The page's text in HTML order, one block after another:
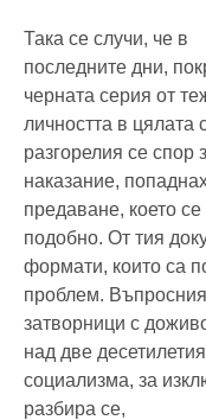
Така се случи, че в
последните дни,
черната серия от
личността в цялата
разгорелия се спор
наказание,
предаване, което
подобно. От тия
формати, които са
проблем.
затворници с
над две
социализма, за
разбира се,